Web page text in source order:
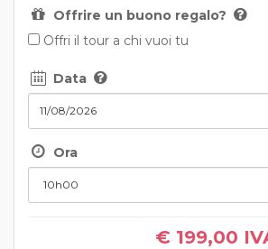
Offrire un buono regalo?
Offri il tour a chi vuoi tu
Data
Ora
€ 199,00